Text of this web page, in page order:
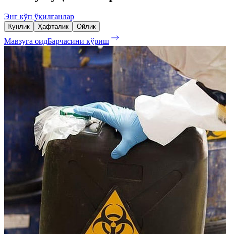
Энг кўп ўқилганлар
Кунлик Ҳафталик Ойлик
Мавзуга оидБарчасини кўриш